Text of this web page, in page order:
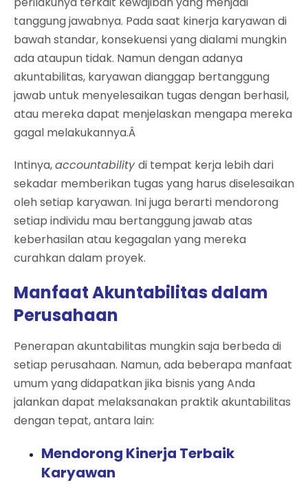
tanggung jawabnya. Pada saat kinerja karyawan di
bawah standar, konsekuensi yang dialami mungkin
ada ataupun tidak. Namun dengan adanya
akuntabilitas, karyawan dianggap bertanggung
jawab untuk menyelesaikan tugas dengan berhasil,
atau mereka dapat menjelaskan mengapa mereka
gagal melakukannya.Â
Intinya,accountabilitydi tempat kerja lebih dari
sekadar memberikan tugas yang harus diselesaikan
oleh setiap karyawan. Ini juga berarti mendorong
setiap individu mau bertanggung jawab atas
keberhasilan atau kegagalan yang mereka
curahkan dalam proyek.
Manfaat Akuntabilitas dalam
Perusahaan
Penerapan akuntabilitas mungkin saja berbeda di
setiap perusahaan. Namun, ada beberapa manfaat
umum yang didapatkan jika bisnis yang Anda
jalankan dapat melaksanakan praktik akuntabilitas
dengan tepat, antara lain:
Mendorong Kinerja Terbaik
Karyawan